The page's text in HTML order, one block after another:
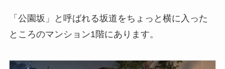
「公園坂」と呼ばれる坂道をちょっと横に入った
ところのマンション1階にあります。